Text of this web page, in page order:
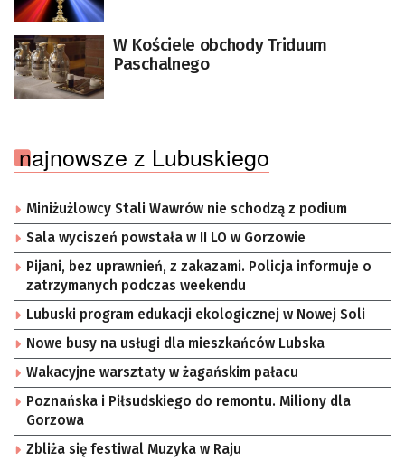
W Kościele obchody Triduum
Paschalnego
najnowsze z Lubuskiego
Miniżużlowcy Stali Wawrów nie schodzą z podium
Sala wyciszeń powstała w II LO w Gorzowie
Pijani, bez uprawnień, z zakazami. Policja informuje o
zatrzymanych podczas weekendu
Lubuski program edukacji ekologicznej w Nowej Soli
Nowe busy na usługi dla mieszkańców Lubska
Wakacyjne warsztaty w żagańskim pałacu
Poznańska i Piłsudskiego do remontu. Miliony dla
Gorzowa
Zbliża się festiwal Muzyka w Raju